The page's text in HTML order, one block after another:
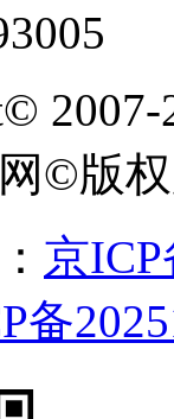
© 2007-
©版
京ICP
备